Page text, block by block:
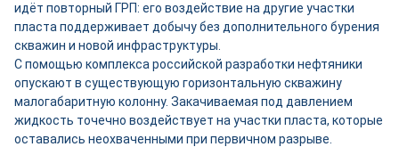
идёт повторный ГРП: его воздействие на другие участки
пласта поддерживает добычу без дополнительного бурения
скважин и новой инфраструктуры.
С помощью комплекса российской разработки нефтяники
опускают в существующую горизонтальную скважину
малогабаритную колонну. Закачиваемая под давлением
жидкость точечно воздействует на участки пласта, которые
оставались неохваченными при первичном разрыве.